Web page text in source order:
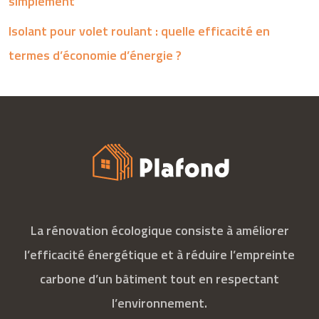
Isolant pour volet roulant : quelle efficacité en
termes d’économie d’énergie ?
La rénovation écologique consiste à améliorer
l’efficacité énergétique et à réduire l’empreinte
carbone d’un bâtiment tout en respectant
l’environnement.